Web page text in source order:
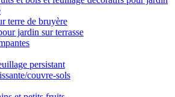
terre de bruyère
jardin sur terrasse
persistant
couvre-sols